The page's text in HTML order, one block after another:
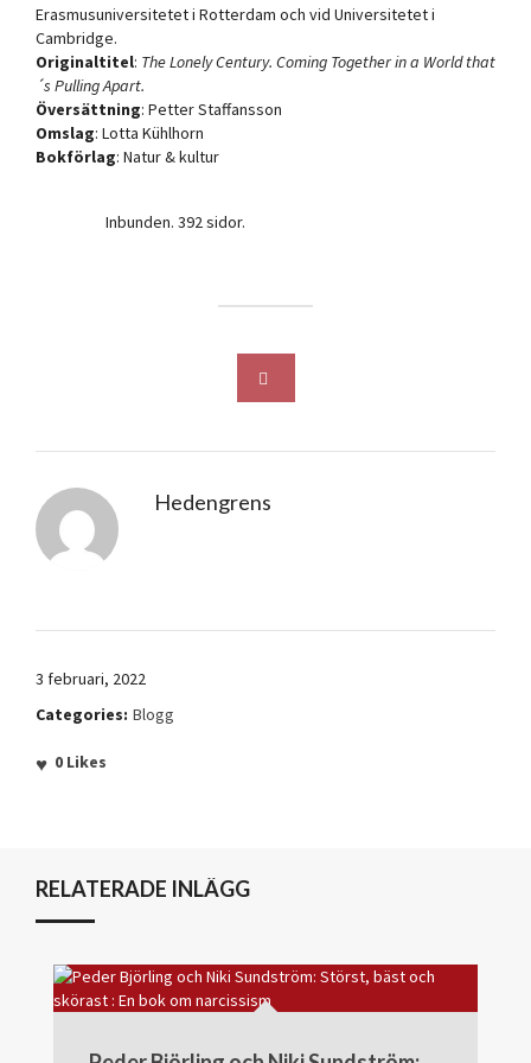
Erasmusuniversitetet i Rotterdam och vid Universitetet i
Cambridge.
Originaltitel: The Lonely Century. Coming Together in a World that
´s Pulling Apart.
Översättning: Petter Staffansson
Omslag: Lotta Kühlhorn
Bokförlag: Natur & kultur
Inbunden. 392 sidor.
Hedengrens
3 februari, 2022
Categories: Blogg
0 Likes
RELATERADE INLÄGG